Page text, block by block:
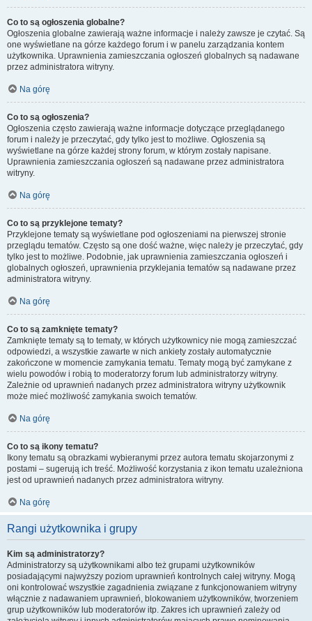
Co to są ogłoszenia globalne?
Ogłoszenia globalne zawierają ważne informacje i należy zawsze je czytać. Są
one wyświetlane na górze każdego forum i w panelu zarządzania kontem
użytkownika. Uprawnienia zamieszczania ogłoszeń globalnych są nadawane
przez administratora witryny.
Na górę
Co to są ogłoszenia?
Ogłoszenia często zawierają ważne informacje dotyczące przeglądanego
forum i należy je przeczytać, gdy tylko jest to możliwe. Ogłoszenia są
wyświetlane na górze każdej strony forum, w którym zostały napisane.
Uprawnienia zamieszczania ogłoszeń są nadawane przez administratora
witryny.
Na górę
Co to są przyklejone tematy?
Przyklejone tematy są wyświetlane pod ogłoszeniami na pierwszej stronie
przeglądu tematów. Często są one dość ważne, więc należy je przeczytać, gdy
tylko jest to możliwe. Podobnie, jak uprawnienia zamieszczania ogłoszeń i
globalnych ogłoszeń, uprawnienia przyklejania tematów są nadawane przez
administratora witryny.
Na górę
Co to są zamknięte tematy?
Zamknięte tematy są to tematy, w których użytkownicy nie mogą zamieszczać
odpowiedzi, a wszystkie zawarte w nich ankiety zostały automatycznie
zakończone w momencie zamykania tematu. Tematy mogą być zamykane z
wielu powodów i robią to moderatorzy forum lub administratorzy witryny.
Zależnie od uprawnień nadanych przez administratora witryny użytkownik
może mieć możliwość zamykania swoich tematów.
Na górę
Co to są ikony tematu?
Ikony tematu są obrazkami wybieranymi przez autora tematu skojarzonymi z
postami – sugerują ich treść. Możliwość korzystania z ikon tematu uzależniona
jest od uprawnień nadanych przez administratora witryny.
Na górę
Rangi użytkownika i grupy
Kim są administratorzy?
Administratorzy są użytkownikami albo też grupami użytkowników
posiadającymi najwyższy poziom uprawnień kontrolnych całej witryny. Mogą
oni kontrolować wszystkie zagadnienia związane z funkcjonowaniem witryny
włącznie z nadawaniem uprawnień, blokowaniem użytkowników, tworzeniem
grup użytkowników lub moderatorów itp. Zakres ich uprawnień zależy od